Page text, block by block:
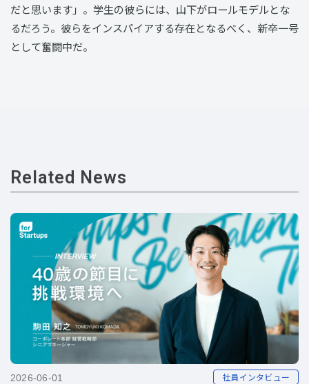
だと思います」。学生の彼らには、山下がロールモデルとな
るだろう。彼らをインスパイアする存在となるべく、新卒一号
として奮闘中だ。
Related News
2026-06-01 社員インタビュー